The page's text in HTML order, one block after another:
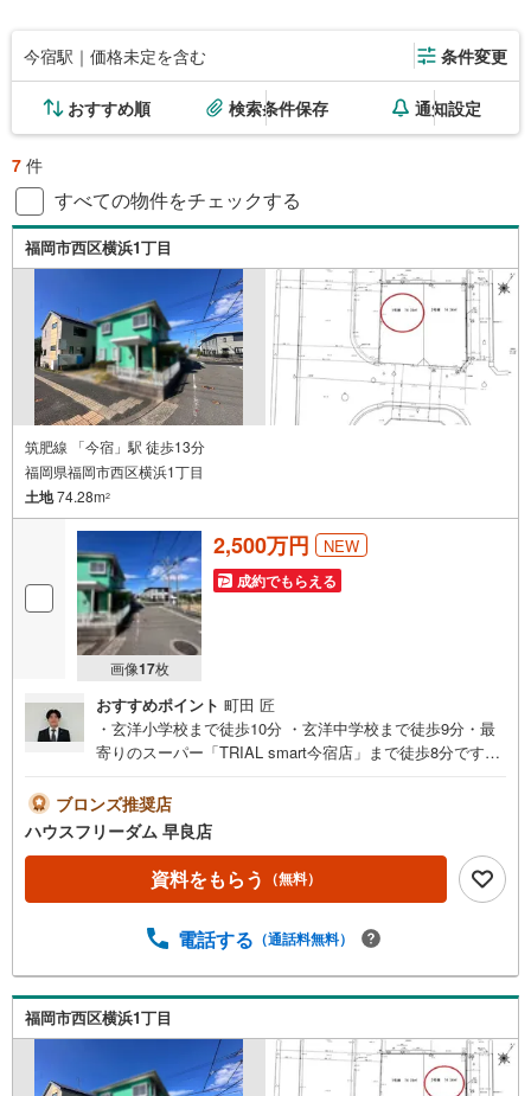
今宿駅｜価格未定を含む 条件変更
おすすめ順 検索条件保存 通知設定
7 件
すべての物件をチェックする
福岡市西区横浜1丁目
筑肥線 「今宿」駅 徒歩13分
福岡県福岡市西区横浜1丁目
土地74.28m2
画像17枚
2,500万円 NEW
成約でもらえる
おすすめポイント 町田 匠
・玄洋小学校まで徒歩10分 ・玄洋中学校まで徒歩9分・最
寄りのスーパー「TRIAL smart今宿店」まで徒歩8分ですハ
密着型の不動産会社として、早良区・西区・城南区・糸島
市の物件情報を多数取り扱っております。福岡県内に3店舗
ございますので、その他エリアの物件紹介ももちろん可能
でございます。スタッフにお家のことは何でもお聞き下さ
い。新築一戸建て・中古物件・土地など、数ある物件の中
のお客様へ現地のご案内可能でございます。営業時間 午前
す。上記スケジュール以外でもご案内可能でございます。
無料駐車スペースやキッズスペースもありますのでお子様
も一緒にご来店ください！まずはお気軽にお問い合わせく
ださい
ブロンズ推奨店
ハウスフリーダム 早良店
資料をもらう （無料）
電話する （通話料無料）
福岡市西区横浜1丁目